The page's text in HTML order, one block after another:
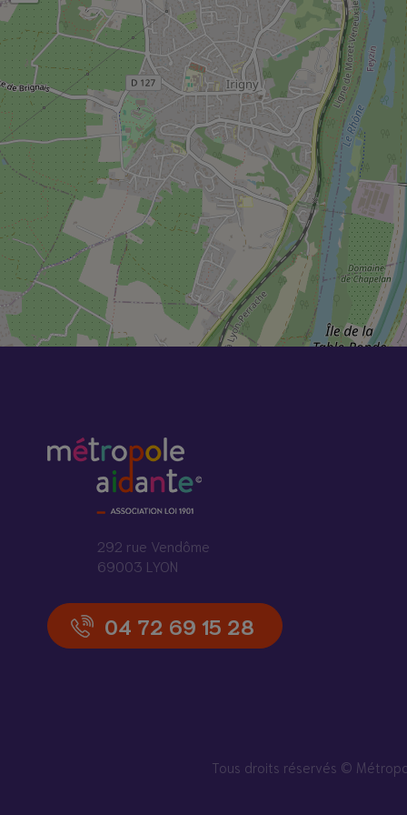
292 rue Vendôme
69003 LYON
04 72 69 15 28
Tous droits réservés ©